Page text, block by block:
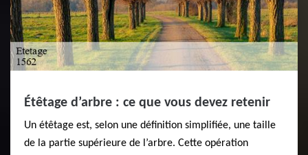
Étêtage d’arbre : ce que vous devez retenir
Un étêtage est, selon une définition simplifiée, une taille
de la partie supérieure de l’arbre. Cette opération